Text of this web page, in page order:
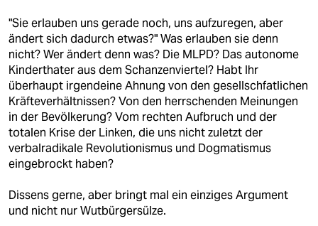
"Sie erlauben uns gerade noch, uns aufzuregen, aber
ändert sich dadurch etwas?" Was erlauben sie denn
nicht? Wer ändert denn was? Die MLPD? Das autonome
Kinderthater aus dem Schanzenviertel? Habt Ihr
überhaupt irgendeine Ahnung von den gesellschfatlichen
Kräfteverhältnissen? Von den herrschenden Meinungen
in der Bevölkerung? Vom rechten Aufbruch und der
totalen Krise der Linken, die uns nicht zuletzt der
verbalradikale Revolutionismus und Dogmatismus
eingebrockt haben?
Dissens gerne, aber bringt mal ein einziges Argument
und nicht nur Wutbürgersülze.